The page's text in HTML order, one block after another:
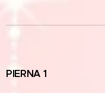
PIERNA 1